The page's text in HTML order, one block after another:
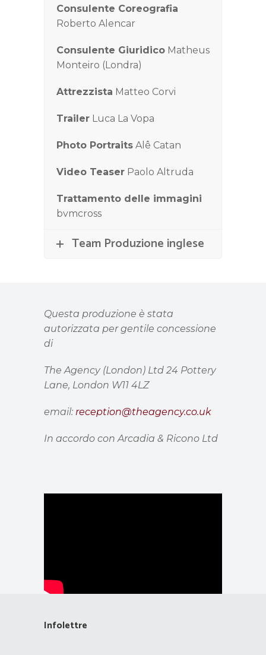
Consulente Coreografia
Roberto Alencar
Consulente Giuridico Matheus
Monteiro (Londra)
Attrezzista Matteo Corvi
Trailer Luca La Vopa
Photo Portraits Alê Catan
Video Teaser Paolo Altruda
Trattamento delle immagini
bvmcross
Team Produzione inglese
Questa produzione è stata
autorizzata per gentile concessione
di
The Agency (London) Ltd 24 Pottery
Lane, London W11 4LZ
email: reception@theagency.co.uk
In accordo con Arcadia & Ricono Ltd
Infolettre